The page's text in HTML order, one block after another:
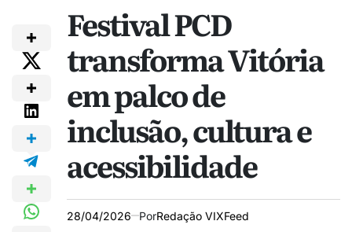
Festival PCD
transforma Vitória
em palco de
inclusão, cultura e
acessibilidade
28/04/2026 PorRedação VIXFeed